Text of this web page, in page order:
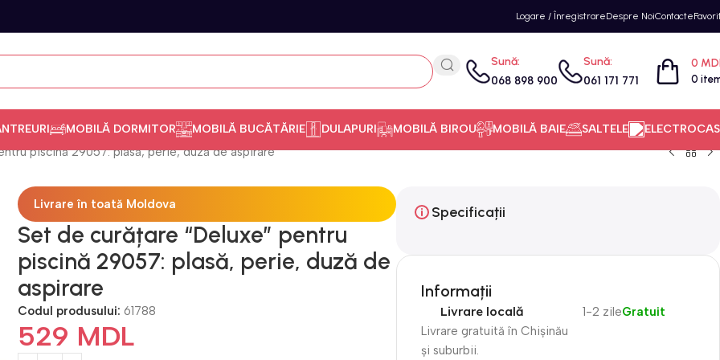
Logare / ÎnregistrareDespre NoiContacte
Sună:
068 898 900
Sună:
061 171 771 0
0
MOBILĂ DORMITOR MOBILĂ BUCĂTĂRIE DULAPURI MOBILĂ BIROU MOBILĂ BAIE SALTELE
piscină 29057: plasă, perie, duză de aspirare
Livrare în toată Moldova
Set de curățare “Deluxe” pentru
piscină 29057: plasă, perie, duză de
aspirare
Codul produsului: 61788
529 MDL
Specificații
Informații
Livrare locală
Livrare gratuită în Chișinău
și suburbii.
1-2 zileGratuit